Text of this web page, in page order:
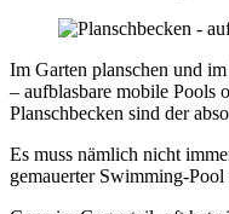
Im Garten planschen und
– aufblasbare mobile Pools
Planschbecken sind der
Es muss nämlich nicht
gemauerter Swimming-Pool